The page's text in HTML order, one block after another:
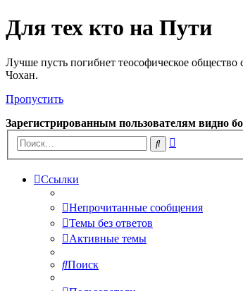
Для тех кто на Пути
Лучше пусть погибнет теософическое
Чохан.
Пропустить
Зарегистрированным пользователям видно
Поиск
Ссылки
Непрочитанные сообщения
Темы без ответов
Активные темы
Поиск